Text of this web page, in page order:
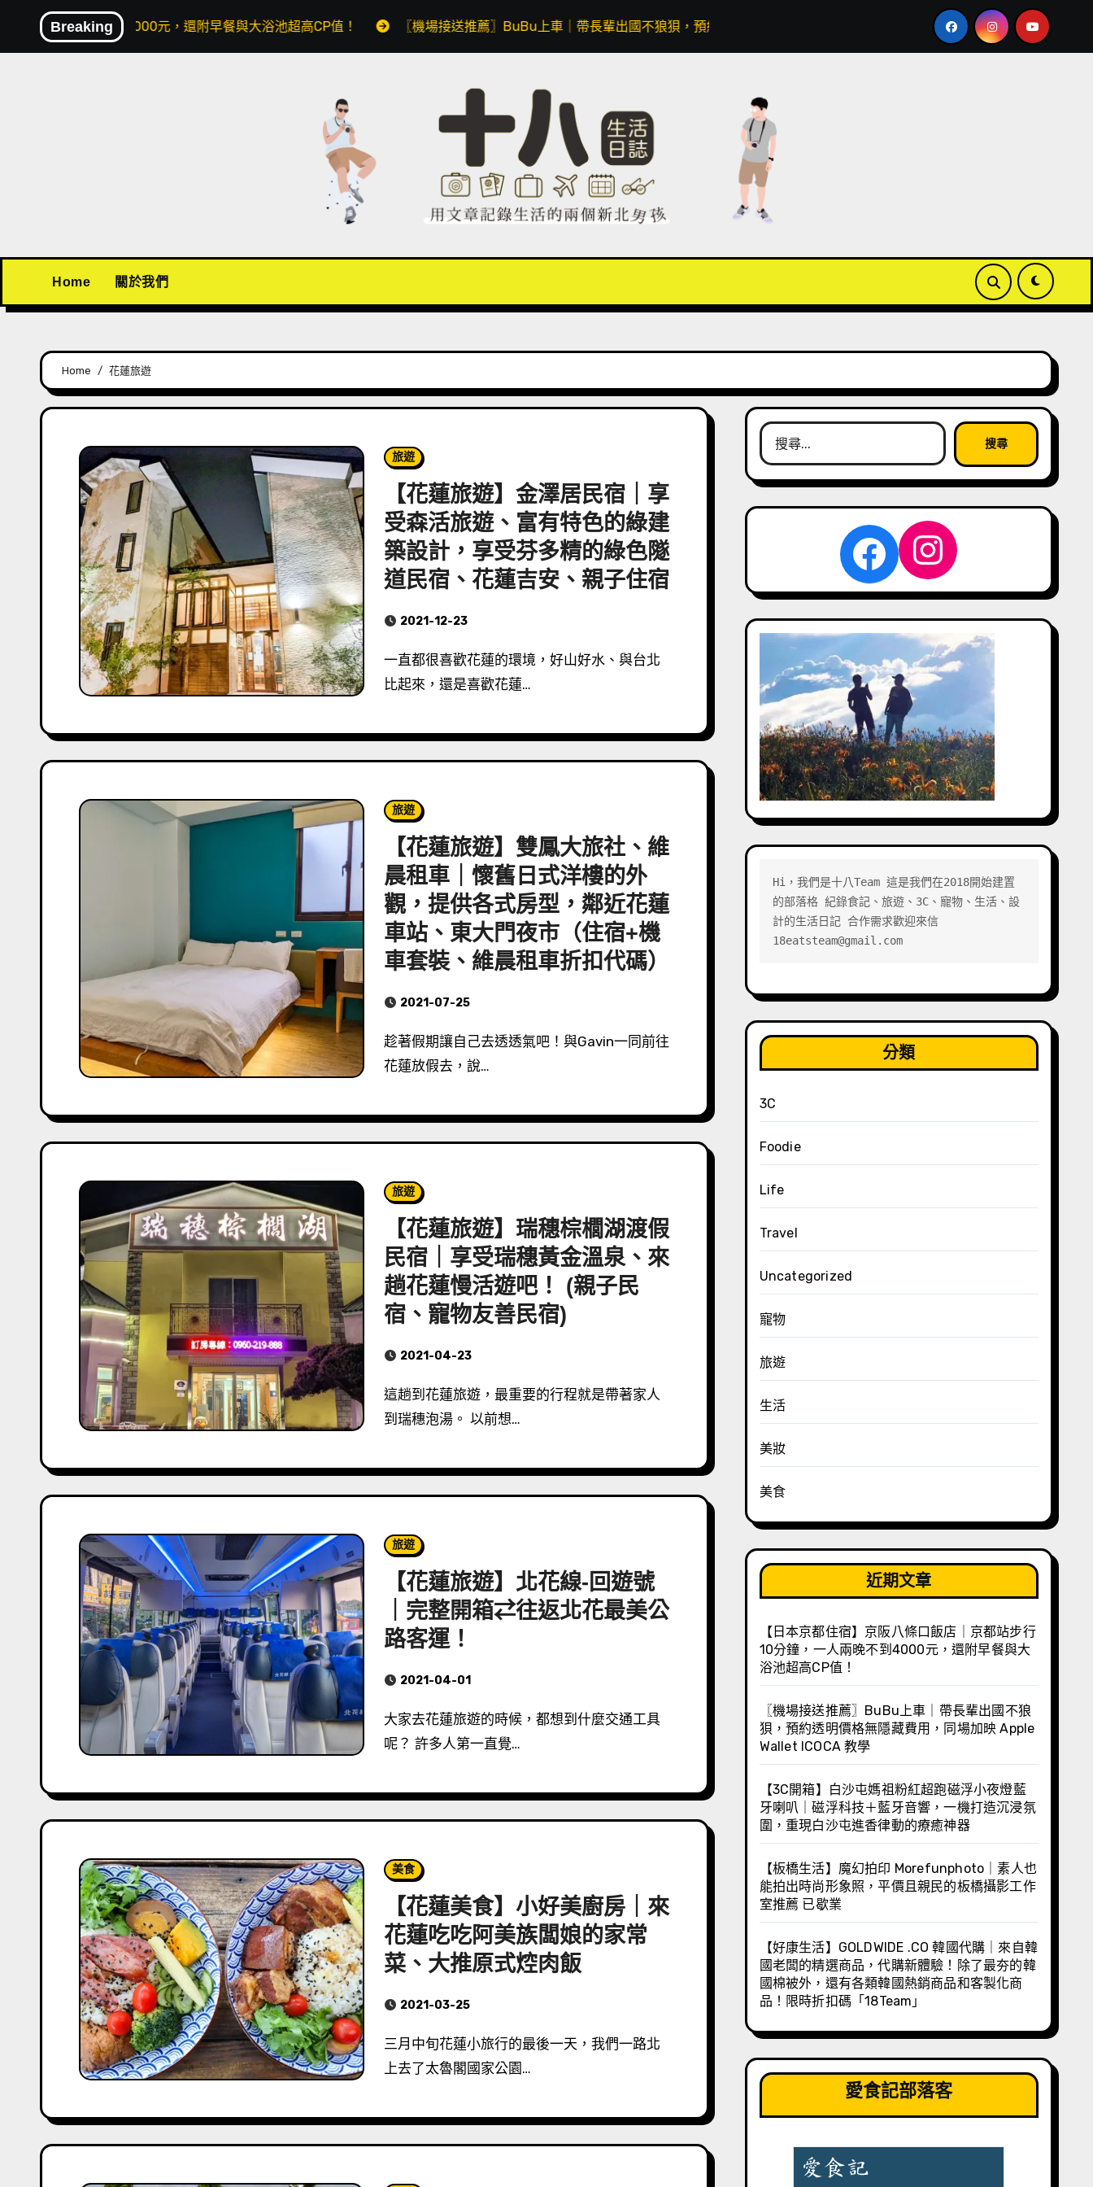
content
Breaking
不到4000元，還附早餐與大浴池超高CP值！ 〖機場接送推薦〗BuBu上車｜帶長輩出國不狼狽，預約透明價格無隱藏費用，同場加映 Apple Wallet ICOCA 教學 【3C開箱】
Home 關於我們
Home 花蓮旅遊
旅遊
【花蓮旅遊】金澤居民宿｜享
受森活旅遊、富有特色的綠建
築設計，享受芬多精的綠色隧
道民宿、花蓮吉安、親子住宿
2021-12-23
一直都很喜歡花蓮的環境，好山好水、與台北
比起來，還是喜歡花蓮…
旅遊
【花蓮旅遊】雙鳳大旅社、維
晨租車｜懷舊日式洋樓的外
觀，提供各式房型，鄰近花蓮
車站、東大門夜市（住宿+機
車套裝、維晨租車折扣代碼）
2021-07-25
趁著假期讓自己去透透氣吧！與Gavin一同前往
花蓮放假去，說…
旅遊
【花蓮旅遊】瑞穗棕櫚湖渡假
民宿｜享受瑞穗黃金溫泉、來
趟花蓮慢活遊吧！ (親子民
宿、寵物友善民宿)
2021-04-23
這趟到花蓮旅遊，最重要的行程就是帶著家人
到瑞穗泡湯。 以前想…
旅遊
【花蓮旅遊】北花線-回遊號
｜完整開箱⇄往返北花最美公
路客運！
2021-04-01
大家去花蓮旅遊的時候，都想到什麼交通工具
呢？ 許多人第一直覺…
美食
【花蓮美食】小好美廚房｜來
花蓮吃吃阿美族闆娘的家常
菜、大推原式焢肉飯
2021-03-25
三月中旬花蓮小旅行的最後一天，我們一路北
上去了太魯閣國家公園…
搜
尋
關
Facebook
Hi，我們是十八Team 這是我們在2018開始建置
的部落格 紀錄食記、旅遊、3C、寵物、生活、設
計的生活日記 合作需求歡迎來信
18eatsteam@gmail.com
分類
3C
Foodie
Life
Travel
Uncategorized
寵物
旅遊
生活
美妝
美食
近期文章
【日本京都住宿】京阪八條口飯店｜京都站步行
10分鐘，一人兩晚不到4000元，還附早餐與大
浴池超高CP值！
〖機場接送推薦〗BuBu上車｜帶長輩出國不狼
狽，預約透明價格無隱藏費用，同場加映 Apple
Wallet ICOCA 教學
【3C開箱】白沙屯媽祖粉紅超跑磁浮小夜燈藍
牙喇叭｜磁浮科技＋藍牙音響，一機打造沉浸氛
圍，重現白沙屯進香律動的療癒神器
【板橋生活】魔幻拍印 Morefunphoto｜素人也
能拍出時尚形象照，平價且親民的板橋攝影工作
室推薦 已歇業
【好康生活】GOLDWIDE .CO 韓國代購｜來自韓
國老闆的精選商品，代購新體驗！除了最夯的韓
國棉被外，還有各類韓國熱銷商品和客製化商
品！限時折扣碼「18Team」
愛食記部落客